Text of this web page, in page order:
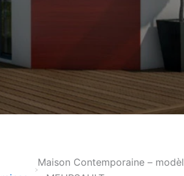
Maison Contemporaine –